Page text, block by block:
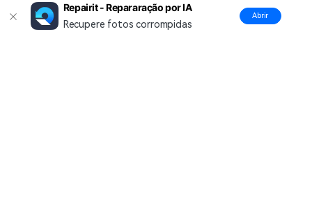
Repairit - Repararação por IA
Recupere fotos corrompidas
Abrir